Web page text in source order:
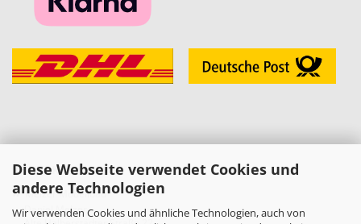
Diese Webseite verwendet Cookies und
andere Technologien
Wir verwenden Cookies und ähnliche Technologien, auch von
KONTAKT
» Melzer Modellbau
Daniel Melzer